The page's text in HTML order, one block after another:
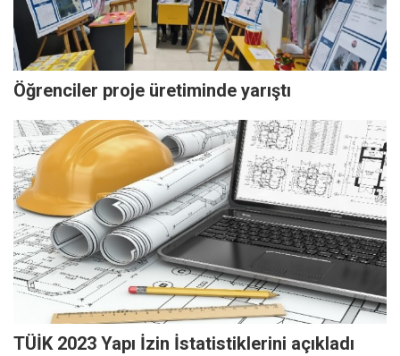
Öğrenciler proje üretiminde yarıştı
TÜİK 2023 Yapı İzin İstatistiklerini açıkladı